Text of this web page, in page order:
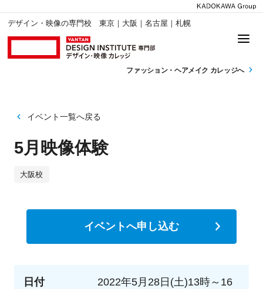
デザイン・映像の専門校 東京｜大阪｜名古屋｜札幌
ファッション・ ヘアメイク カレッジへ
イベント一覧へ戻る
5月映像体験
大阪校
イベントへ申し込む
日付
2022年5月28日(土)13時～16